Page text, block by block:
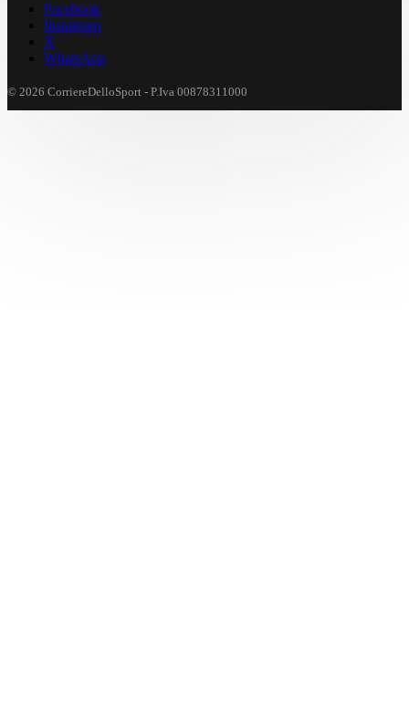
Facebook
Instagram
X
WhatsApp
© 2026 CorriereDelloSport - P.Iva 00878311000